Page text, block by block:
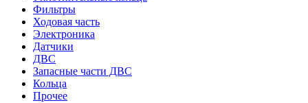
Фильтры
Ходовая часть
Электроника
Датчики
ДВС
Запасные части ДВС
Кольца
Прочее